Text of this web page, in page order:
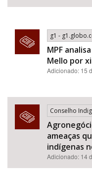
g1 -
MPF
Mello por
Adicionado: 15
Conselho
ameaças
indígenas
Adicionado: 14